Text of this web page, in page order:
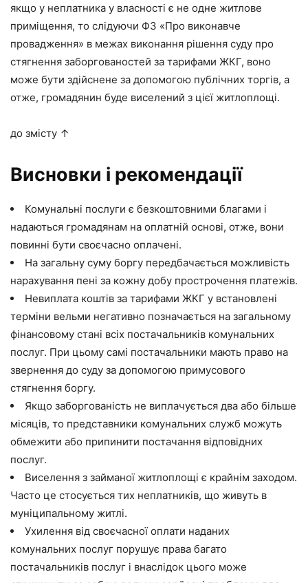
якщо у неплатника у власності є не одне житлове
приміщення, то слідуючи ФЗ «Про виконавче
провадження» в межах виконання рішення суду про
стягнення заборгованостей за тарифами ЖКГ, воно
може бути здійснене за допомогою публічних торгів, а
отже, громадянин буде виселений з цієї житлоплощі.
до змісту ↑
Висновки і рекомендації
Комунальні послуги є безкоштовними благами і
надаються громадянам на оплатній основі, отже, вони
повинні бути своєчасно оплачені.
На загальну суму боргу передбачається можливість
нарахування пені за кожну добу прострочення платежів.
Невиплата коштів за тарифами ЖКГ у встановлені
терміни вельми негативно позначається на загальному
фінансовому стані всіх постачальників комунальних
послуг. При цьому самі постачальники мають право на
звернення до суду за допомогою примусового
стягнення боргу.
Якщо заборгованість не виплачується два або більше
місяців, то представники комунальних служб можуть
обмежити або припинити постачання відповідних
послуг.
Виселення з займаної житлоплощі є крайнім заходом.
Часто це стосується тих неплатників, що живуть в
муніципальному житлі.
Ухилення від своєчасної оплати наданих
комунальних послуг порушує права багато
постачальників послуг і внаслідок цього може